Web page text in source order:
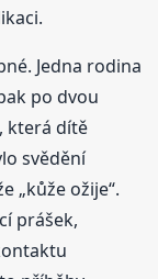
Jedna rodina
po dvou
která dítě
svědění
„kůže ožije“.
prášek,